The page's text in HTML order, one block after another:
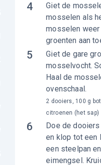
4
Giet de
mosselen als
mosselen
groenten aan
5
Giet de gare
mosselvocht.
Haal de
ovenschaal.
6
Doe de
en klop tot een
een steelpan
eimengsel.
2 dooiers, 100 g
citroenen (het sap)